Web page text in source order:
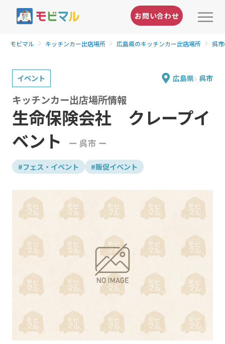
お問い合わせ
モビマル キッチンカー出店場所 広島県のキッチンカー出店場所 呉
イベント 広島県 呉市
生命保険会社 クレープイ
ベント
ー 呉市 ー
キッチンカー出店場所情報
#フェス・イベント #販促イベント